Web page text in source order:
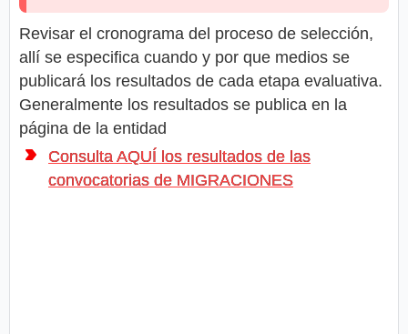
Revisar el cronograma del proceso de selección,
allí se especifica cuando y por que medios se
publicará los resultados de cada etapa evaluativa.
Generalmente los resultados se publica en la
página de la entidad
Consulta AQUÍ los resultados de las
convocatorias de MIGRACIONES